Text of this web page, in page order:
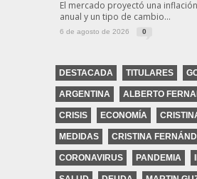
El mercado proyectó una
anual y un tipo de cambio...
6 de agosto de 2026 0
DESTACADA TITULARES
ARGENTINA ALBERTO
CRISIS ECONOMÍA
MEDIDAS CRISTINA
CORONAVIRUS PANDEMIA